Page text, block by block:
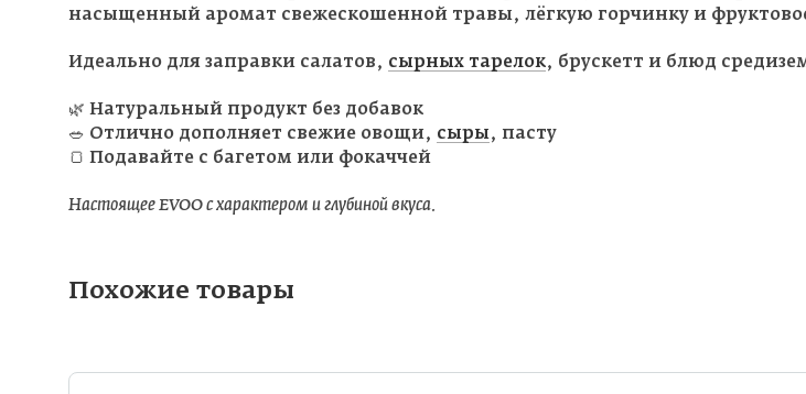
насыщенный аромат свежескошенной травы, лёгкую горчинку и
Идеально для заправки салатов, сырных тарелок, брускетт и блюд
🌿 Натуральный продукт без добавок
🥗 Отлично дополняет свежие овощи, сыры , пасту
🍞 Подавайте с багетом или фокаччей
Настоящее EVOO с характером и глубиной вкуса.
Похожие товары